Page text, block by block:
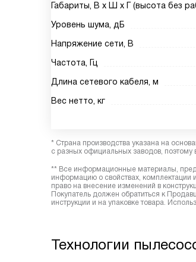
Габариты, В х Ш х Г (высота без
Уровень шума, дБ
Напряжение сети, В
Частота, Гц
Длина сетевого кабеля, м
Вес нетто, кг
* Страна производства указана на
с разных официальных заводов, поэтому
** Все информационные материалы,
информацию о свойствах, комплектации
право на внесение изменений в
Покупатель должен обратиться к
инструкции и на упаковке товара.
Технологии